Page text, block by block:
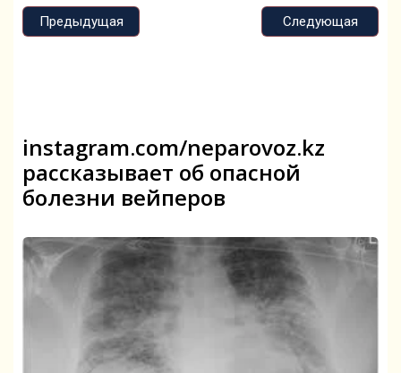
Предыдущая Следующая
instagram.com/neparovoz.kz
рассказывает об опасной
болезни вейперов